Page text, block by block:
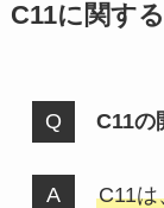
C11に関す
C11の
C11は